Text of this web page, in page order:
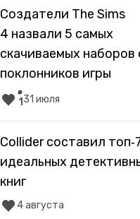
Создатели The Sims
4 назвали 5 самых
скачиваемых наборов
поклонников игры
1 31 июля
Collider составил
идеальных
книг
4 августа